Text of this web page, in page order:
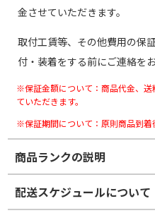
金させていただきます。
取付工賃等、その他費用の保
付・装着をする前にご連絡を
※保証金額について：商品代金、
ていただきます。
※保証期間について：原則商品到着
商品ランクの説明
※商品ランクは出品者の主観
かじめご了
配送スケジュールについて